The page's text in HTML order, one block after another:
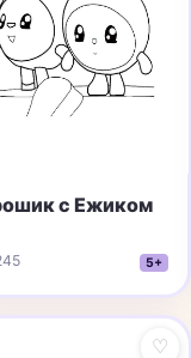
с Ежиком
5+
♡